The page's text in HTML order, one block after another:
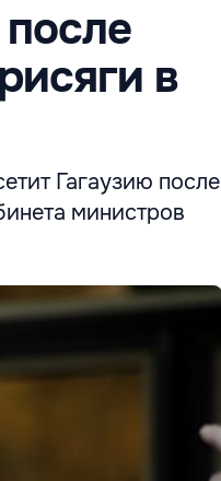
в
Гагаузию после
министров